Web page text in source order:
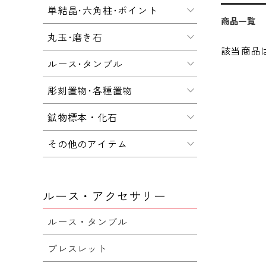
商品一覧
該当商品
単結晶･六角柱･ポイント
丸玉･磨き石
ルース･タンブル
彫刻置物･各種置物
鉱物標本・化石
その他のアイテム
ルース・アクセサリー
ルース・タンブル
ブレスレット